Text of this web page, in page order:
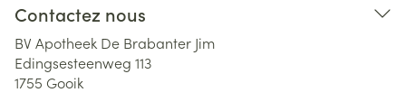
Contactez nous
BV Apotheek De Brabanter Jim
Edingsesteenweg 113
1755 Gooik